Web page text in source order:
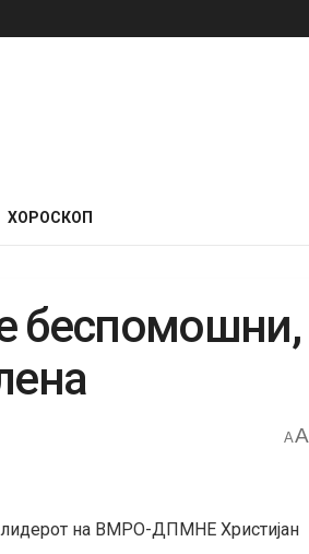
ХОРОСКОП
беспомошни,
AA
лидерот на ВМРО-ДПМНЕ Христијан